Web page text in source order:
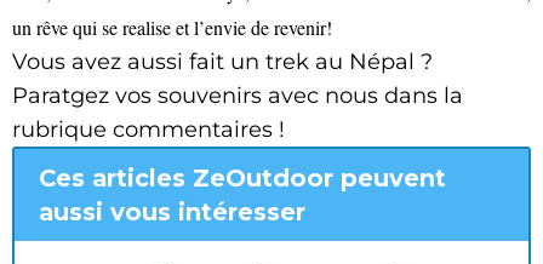
un rêve qui se realise et l’envie de revenir!
Vous avez aussi fait un trek au Népal ?
Paratgez vos souvenirs avec nous dans la
rubrique commentaires !
Ces articles ZeOutdoor peuvent
aussi vous intéresser